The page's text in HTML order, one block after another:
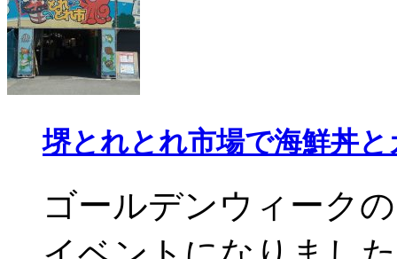
堺とれとれ市場で海鮮丼
ゴールデンウィーク